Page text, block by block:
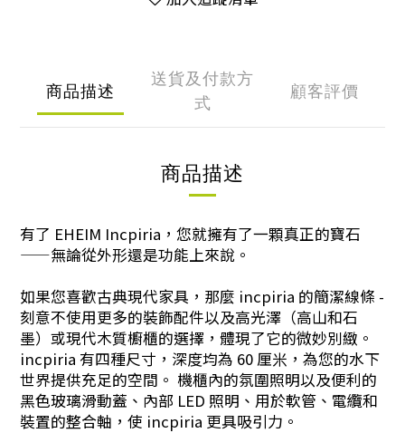
商品描述
送貨及付款方
式
顧客評價
商品描述
有了 EHEIM Incpiria，您就擁有了一顆真正的寶石
——無論從外形還是功能上來說。
如果您喜歡古典現代家具，那麼 incpiria 的簡潔線條 -
刻意不使用更多的裝飾配件以及高光澤（高山和石
墨）或現代木質櫥櫃的選擇，體現了它的微妙別緻。
incpiria 有四種尺寸，深度均為 60 厘米，為您的水下
世界提供充足的空間。 機櫃內的氛圍照明以及便利的
黑色玻璃滑動蓋、內部 LED 照明、用於軟管、電纜和
裝置的整合軸，使 incpiria 更具吸引力。